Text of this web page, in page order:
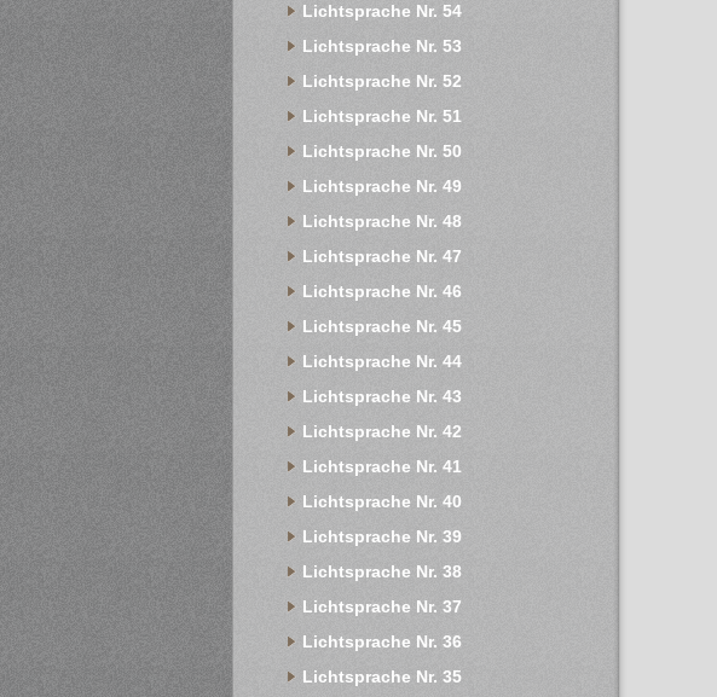
Lichtsprache Nr. 54
Lichtsprache Nr. 53
Lichtsprache Nr. 52
Lichtsprache Nr. 51
Lichtsprache Nr. 50
Lichtsprache Nr. 49
Lichtsprache Nr. 48
Lichtsprache Nr. 47
Lichtsprache Nr. 46
Lichtsprache Nr. 45
Lichtsprache Nr. 44
Lichtsprache Nr. 43
Lichtsprache Nr. 42
Lichtsprache Nr. 41
Lichtsprache Nr. 40
Lichtsprache Nr. 39
Lichtsprache Nr. 38
Lichtsprache Nr. 37
Lichtsprache Nr. 36
Lichtsprache Nr. 35